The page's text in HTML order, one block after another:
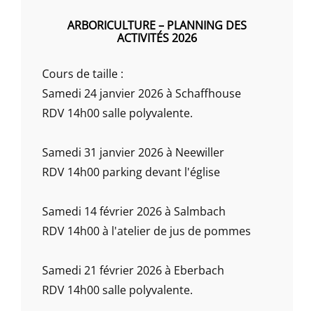
ARBORICULTURE – PLANNING DES
ACTIVITÉS 2026
Cours de taille :
Samedi 24 janvier 2026 à Schaffhouse
RDV 14h00 salle polyvalente.
Samedi 31 janvier 2026 à Neewiller
RDV 14h00 parking devant l'église
Samedi 14 février 2026 à Salmbach
RDV 14h00 à l'atelier de jus de pommes
Samedi 21 février 2026 à Eberbach
RDV 14h00 salle polyvalente.